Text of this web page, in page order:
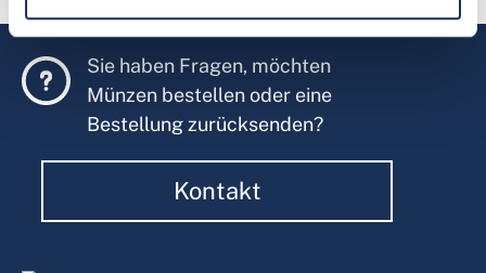
Sie haben Fragen, möchten
Münzen bestellen oder eine
Bestellung zurücksenden?
Kontakt